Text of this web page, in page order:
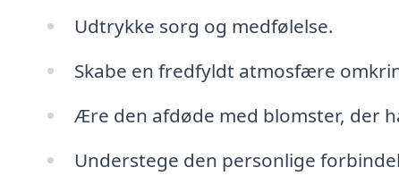
Udtrykke sorg og medfølelse.
Skabe en fredfyldt atmosfære
Ære den afdøde med blomster, der
Understege den personlige